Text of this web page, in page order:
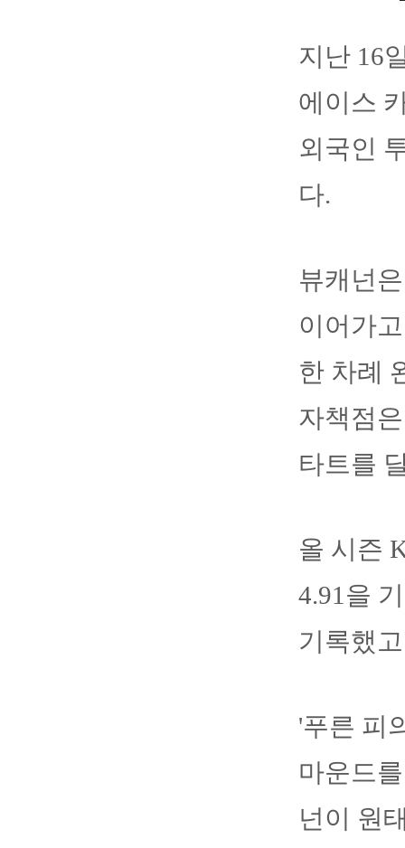
지난 16
에이스
외국인
다.
뷰캐넌
이어가
한 차례
자책점
타트를
올 시즌
4.91을
기록했
'푸른 피
마운드
넌이 원